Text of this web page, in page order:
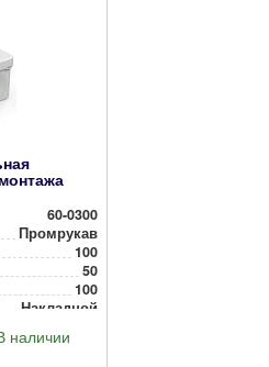
60-0300
Промрукав
100
50
100
Накладной
Серый
наличии